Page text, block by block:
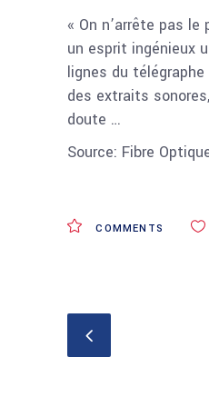
« On n’arrête pas le
un esprit ingénieux
lignes du
des extraits
doute …
Source: Fibre
COMMENTS